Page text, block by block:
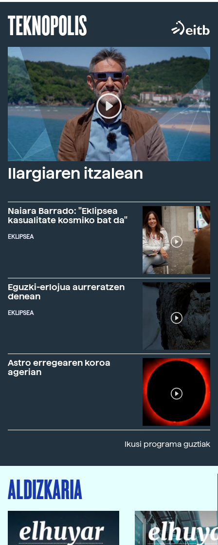
TEKNOPOLIS
Ilargiaren itzalean
Naiara Barrado: "Eklipsea
kasualitate kosmiko bat da"
EKLIPSEA
Eguzki-erlojua aurreratzen
denean
EKLIPSEA
Astro erregearen koroa
agerian
Ikusi programa guztiak
ALDIZKARIA